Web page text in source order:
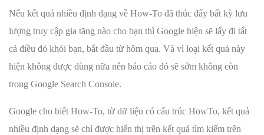
Nếu kết quả nhiều định dạng về How-To đã thúc đẩy bất kỳ lưu
lượng truy cập gia tăng nào cho bạn thì Google hiện sẽ lấy đi tất
cả điều đó khỏi bạn, bắt đầu từ hôm qua. Và vì loại kết quả này
hiện không được dùng nữa nên báo cáo đó sẽ sớm không còn
trong Google Search Console.
Google cho biết How-To, từ dữ liệu có cấu trúc HowTo, kết quả
nhiều định dạng sẽ chỉ được hiển thị trên kết quả tìm kiếm trên